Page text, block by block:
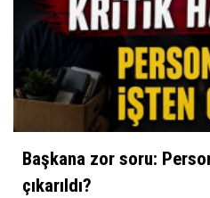
Başkana zor soru:
çıkarıldı?